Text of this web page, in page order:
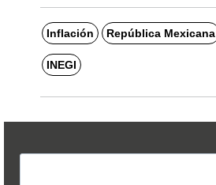
Inflación República Mexicana
INEGI